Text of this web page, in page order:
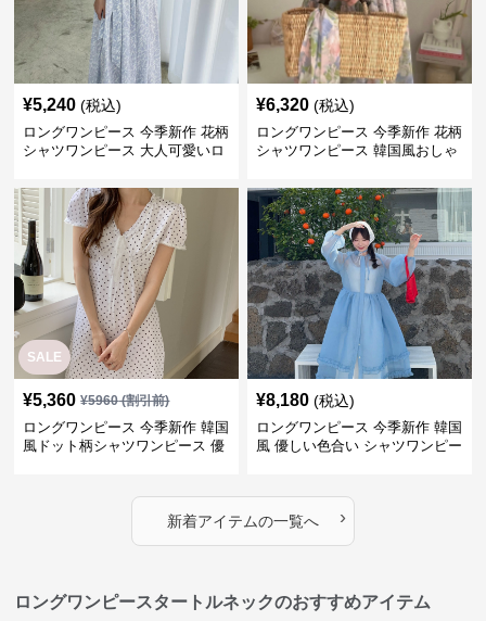
¥5,240 (税込)
ロングワンピース 今季新作 花柄
シャツワンピース 大人可愛いロ
¥6,320 (税込)
ロングワンピース 今季新作 花柄
シャツワンピース 韓国風おしゃ
SALE
¥5,360 ¥5960(割引前)
ロングワンピース 今季新作 韓国
風ドット柄シャツワンピース 優
¥8,180 (税込)
ロングワンピース 今季新作 韓国
風 優しい色合い シャツワンピー
新着アイテムの一覧へ ›
ロングワンピースタートルネックのおすすめアイテム